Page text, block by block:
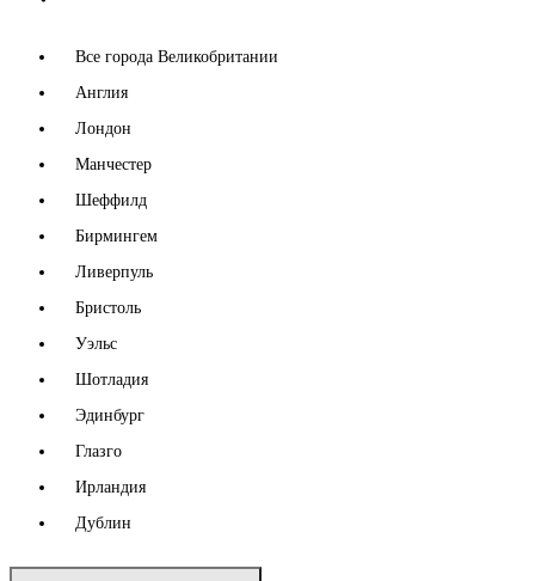
Все города Великобритании
Англия
Лондон
Манчестер
Шеффилд
Бирмингем
Ливерпуль
Бристоль
Уэльс
Шотладия
Эдинбург
Глазго
Ирландия
Дублин